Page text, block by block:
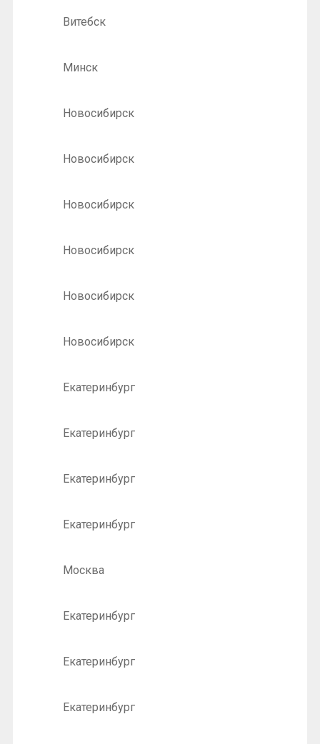
Витебск
Минск
Новосибирск
Новосибирск
Новосибирск
Новосибирск
Новосибирск
Новосибирск
Екатеринбург
Екатеринбург
Екатеринбург
Екатеринбург
Москва
Екатеринбург
Екатеринбург
Екатеринбург